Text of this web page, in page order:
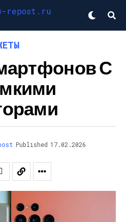
С
Published 17.02.2026